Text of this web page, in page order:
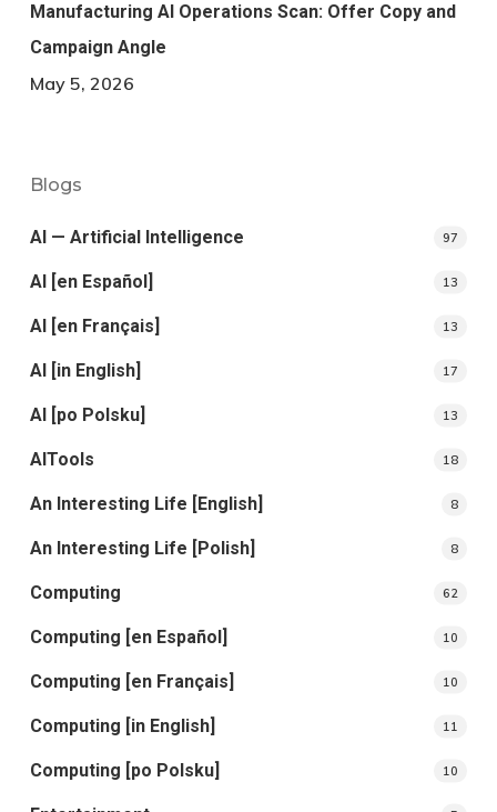
Manufacturing AI Operations Scan: Offer Copy and
Campaign Angle
May 5, 2026
Blogs
AI — Artificial Intelligence 97
AI [en Español] 13
AI [en Français] 13
AI [in English] 17
AI [po Polsku] 13
AITools 18
An Interesting Life [English] 8
An Interesting Life [Polish] 8
Computing 62
Computing [en Español] 10
Computing [en Français] 10
Computing [in English] 11
Computing [po Polsku] 10